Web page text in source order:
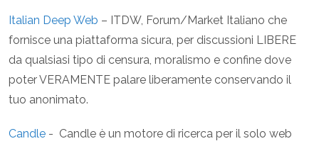
Italian Deep Web – ITDW, Forum/Market Italiano che
fornisce una piattaforma sicura, per discussioni LIBERE
da qualsiasi tipo di censura, moralismo e confine dove
poter VERAMENTE palare liberamente conservando il
tuo anonimato.
Candle - Candle è un motore di ricerca per il solo web